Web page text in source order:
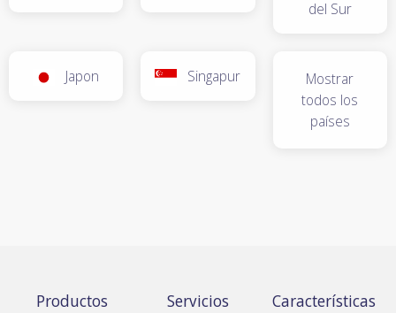
del Sur
Japon Singapur
Mostrar
todos los
países
Productos Servicios Características